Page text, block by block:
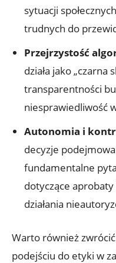
sytuacji
trudnych do
Przejrzystość
działa ‌jako „czarna
⁤transparentności
niesprawiedliwość
Autonomia i
decyzje
fundamentalne
dotyczące
działania
Warto ‍również
podejściu do etyki w